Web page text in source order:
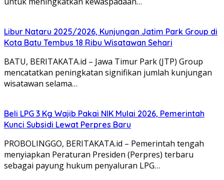
Libur Nataru 2025/2026, Kunjungan Jatim Park Group di
Kota Batu Tembus 18 Ribu Wisatawan Sehari
BATU, BERITAKATA.id – Jawa Timur Park (JTP) Group
mencatatkan peningkatan signifikan jumlah kunjungan
wisatawan selama…
Beli LPG 3 Kg Wajib Pakai NIK Mulai 2026, Pemerintah
Kunci Subsidi Lewat Perpres Baru
PROBOLINGGO, BERITAKATA.id – Pemerintah tengah
menyiapkan Peraturan Presiden (Perpres) terbaru
sebagai payung hukum penyaluran LPG…